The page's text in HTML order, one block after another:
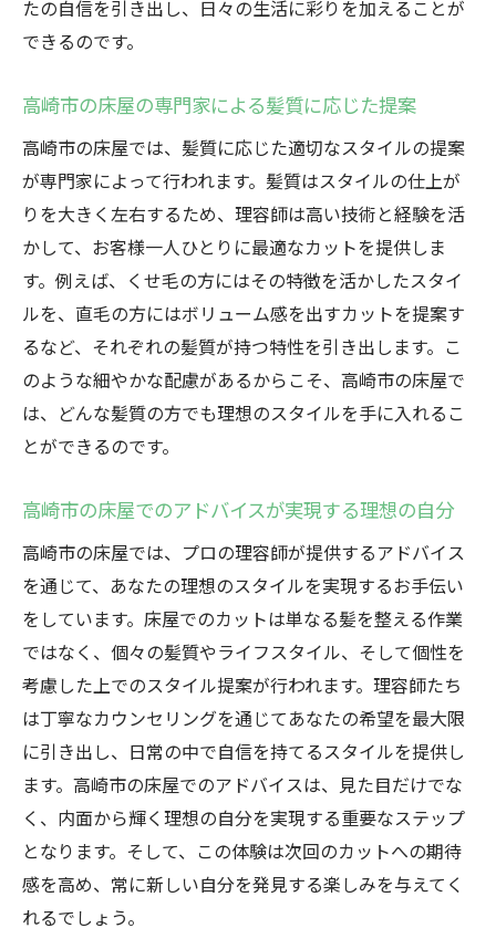
たの自信を引き出し、日々の生活に彩りを加えることが
できるのです。
高崎市の床屋の専門家による髪質に応じた提案
高崎市の床屋では、髪質に応じた適切なスタイルの提案
が専門家によって行われます。髪質はスタイルの仕上が
りを大きく左右するため、理容師は高い技術と経験を活
かして、お客様一人ひとりに最適なカットを提供しま
す。例えば、くせ毛の方にはその特徴を活かしたスタイ
ルを、直毛の方にはボリューム感を出すカットを提案す
るなど、それぞれの髪質が持つ特性を引き出します。こ
のような細やかな配慮があるからこそ、高崎市の床屋で
は、どんな髪質の方でも理想のスタイルを手に入れるこ
とができるのです。
高崎市の床屋でのアドバイスが実現する理想の自分
高崎市の床屋では、プロの理容師が提供するアドバイス
を通じて、あなたの理想のスタイルを実現するお手伝い
をしています。床屋でのカットは単なる髪を整える作業
ではなく、個々の髪質やライフスタイル、そして個性を
考慮した上でのスタイル提案が行われます。理容師たち
は丁寧なカウンセリングを通じてあなたの希望を最大限
に引き出し、日常の中で自信を持てるスタイルを提供し
ます。高崎市の床屋でのアドバイスは、見た目だけでな
く、内面から輝く理想の自分を実現する重要なステップ
となります。そして、この体験は次回のカットへの期待
感を高め、常に新しい自分を発見する楽しみを与えてく
れるでしょう。